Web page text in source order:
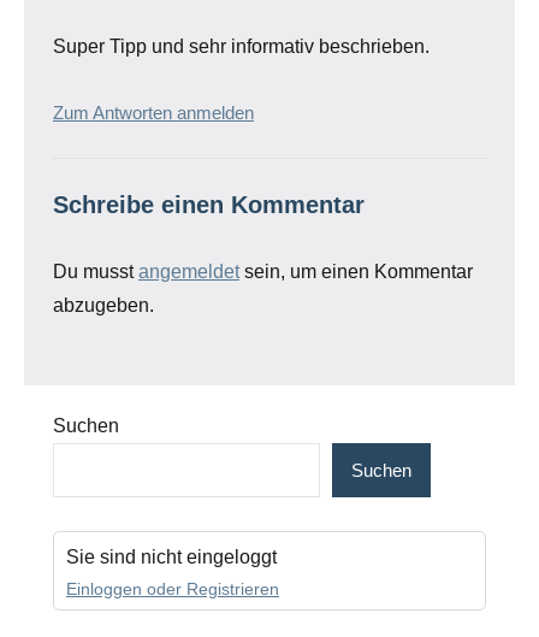
Super Tipp und sehr informativ beschrieben.
Zum Antworten anmelden
Schreibe einen Kommentar
Du musstangemeldetsein, um einen Kommentar
abzugeben.
Suchen
Suchen
Sie sind nicht eingeloggt
Einloggen oder Registrieren